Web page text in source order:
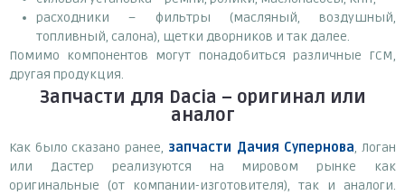
расходники – фильтры (масляный, воздушный,
топливный, салона), щетки дворников и так далее.
Помимо компонентов могут понадобиться различные ГСМ,
другая продукция.
Запчасти для Dacia – оригинал или
аналог
Как было сказано ранее, запчасти Дачия Супернова, Логан
или Дастер реализуются на мировом рынке как
оригинальные (от компании-изготовителя), так и аналоги.